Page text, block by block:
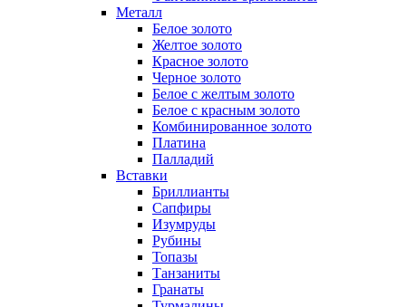
Металл
Белое золото
Желтое золото
Красное золото
Черное золото
Белое с желтым золото
Белое с красным золото
Комбинированное золото
Платина
Палладий
Вставки
Бриллианты
Сапфиры
Изумруды
Рубины
Топазы
Танзаниты
Гранаты